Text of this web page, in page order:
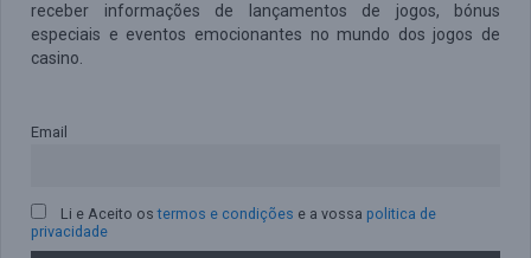
receber informações de lançamentos de jogos, bónus
especiais e eventos emocionantes no mundo dos jogos de
casino.
Email
Li e Aceito ostermos e condições e a vossa politica de
privacidade